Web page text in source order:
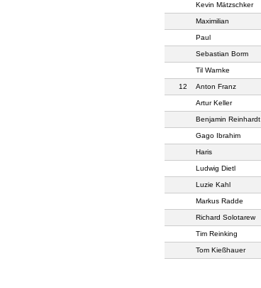
Kevin Mätzschker
Maximilian
Paul
Sebastian Borm
Til Warnke
12 Anton Franz
Artur Keller
Benjamin Reinhardt
Gago Ibrahim
Haris
Ludwig Dietl
Luzie Kahl
Markus Radde
Richard Solotarew
Tim Reinking
Tom Kießhauer